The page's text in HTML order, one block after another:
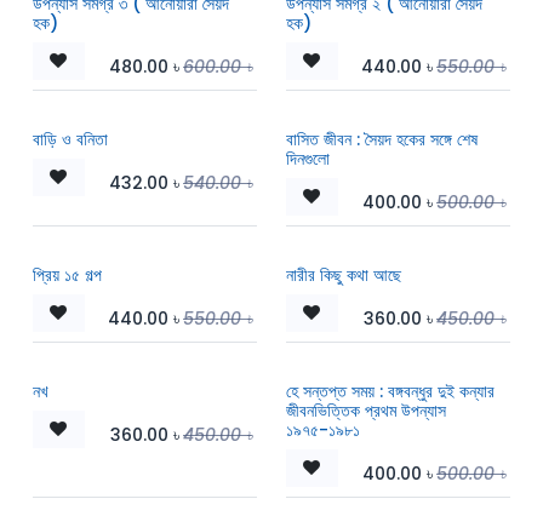
হক)
480.00 ৳600.00৳
হক)
440.00 ৳550.00৳
বাড়ি ও বনিতা
432.00 ৳540.00৳
বাসিত জীবন : সৈয়দ হকের সঙ্গে শেষ
দিনগুলো
400.00 ৳500.00৳
প্রিয় ১৫ গল্প
440.00 ৳550.00৳
নারীর কিছু কথা আছে
360.00 ৳450.00৳
নখ
360.00 ৳450.00৳
হে সন্তপ্ত সময় : বঙ্গবন্ধুর দুই কন্যার
জীবনভিত্তিক প্রথম উপন্যাস
১৯৭৫-১৯৮১
400.00 ৳500.00৳